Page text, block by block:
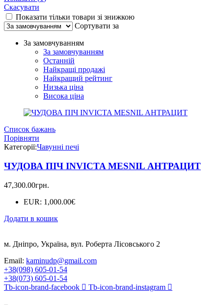
Скасувати
Показати тільки товари зі знижкою
Сортувати за
За замовчуванням
За замовчуванням
Останній
Найкращі продажі
Найкращий рейтинг
Низька ціна
Висока ціна
Список бажань
Порівняти
Категорії:Чавунні печі
ЧУДОВА ПІЧ INVICTA MESNIL АНТРАЦИТ
47,300.00грн.
EUR: 1,000.00€
Додати в кошик
м. Дніпро, Україна, вул. Роберта Лісовського 2
Email: kaminudp@gmail.com
+38(098) 605-01-54
+38(073) 605-01-54
Tb-icon-brand-facebook
Tb-icon-brand-instagram